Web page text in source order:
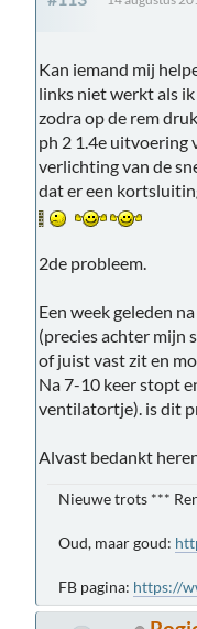
Kan iemand mij
links niet werkt als
zodra op de rem
ph 2 1.4e uitvoering
verlichting van de
dat er een
2de probleem.
Een week geleden
(precies achter mijn
of juist vast zit en
Na 7-10 keer stopt
ventilatortje). is dit
Alvast bedankt
Nieuwe trots ***
Oud, maar goud:
FB pagina: https://